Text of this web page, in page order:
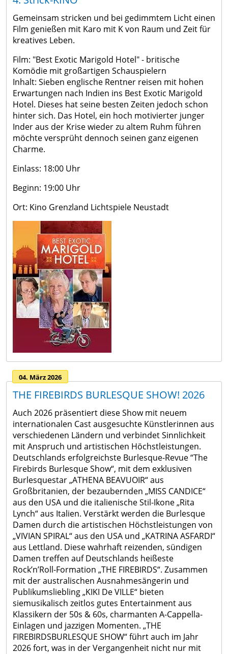
von
A
-
Stellen- &
Ausbildungsangebote
Ausschreibung
Borderless
Trails
Bürgerinformation &
Stadtrat
Wahlen
Friedensrichter
Soziales
Bekanntmachungen
Ortsrecht
Formulare
Amtsblatt
Stadtmanagement
Messstelle
Steinbruch
Oberottendorf
Verkehrseinschränkungen
Verdiente
Neustädter
Feuerwehr
Schulen
Kindertagesstätten &
Horteinrichtungen
Mehrgenerationenhaus
Kirchen &
Religionsgemeinschaften
in
Europa
Veranstaltungskalender
Stadtbibliothek
Stadtmuseum
Stadtführungen
Interaktiver
Erlebnispfad
Neustadthalle
Kino
Schloss &
Langburkersdorf
Gold-
und
Mineralien-
Erlebnisstätte
Gesindehaus
Polenz
Stadtmaskottchen
Goldflink
Denkmale
Erinnerungsstätten
Sportstätten
Radfahren &
Wandern
Freibäder
Mariba
Freizeitwelt
Wintersport
Vereine
Wirtschaft
&
Investoren
gesucht
Standort
mit
Zukunftsperspektive
Gewerbeflächen
Neustadts
und
Unternehmen
Industrie-
Center
Neustadt
GmbH
Entwicklungskonzepte
Stadtplanung
Wohnen
Neustadt
in
Sachsen
Lärmaktionsplan
Immobilien
Zum
Thema
Windenergie
Förderprogramme
Städtebauförderung
LEADER
Brücken
in
die
Zukunft
Denkmalförderung
Gewässer
Tourismus
&
Übernachtung/Gastronomie
Gemeinsam stricken und bei gedimmtem Licht einen
Film genießen mit Karo mit K von Raum und Zeit für
kreatives Leben.
Film: "Best Exotic Marigold Hotel" - britische
Komödie mit großartigen Schauspielern
Inhalt: Sieben englische Rentner reisen mit hohen
Erwartungen nach Indien ins Best Exotic Marigold
Hotel. Dieses hat seine besten Zeiten jedoch schon
hinter sich. Das Hotel, ein hoch motivierter junger
Inder aus der Krise wieder zu altem Ruhm führen
möchte versprüht dennoch seinen ganz eigenen
Charme.
Einlass: 18:00 Uhr
Beginn: 19:00 Uhr
Ort: Kino Grenzland Lichtspiele Neustadt
04. März 2026
THE FIREBIRDS BURLESQUE SHOW! 2026
Auch 2026 präsentiert diese Show mit neuem
internationalen Cast ausgesuchte Künstlerinnen aus
verschiedenen Ländern und verbindet Sinnlichkeit
mit Anspruch und artistischen Höchstleistungen.
Deutschlands erfolgreichste Burlesque-Revue “The
Firebirds Burlesque Show“, mit dem exklusiven
Burlesquestar „ATHENA BEAVUOIR“ aus
Großbritanien, der bezaubernden „MISS CANDICE“
aus den USA und die italienische Stil-Ikone „Rita
Lynch“ aus Italien. Verstärkt werden die Burlesque
Damen durch die artistischen Höchstleistungen von
„VIVIAN SPIRAL“ aus den USA und „KATRINA ASFARDI“
aus Lettland. Diese wahrhaft reizenden, sündigen
Damen treffen auf Deutschlands heißeste
Rock’n’Roll-Formation „THE FIREBIRDS“. Zusammen
mit der australischen Ausnahmesängerin und
Publikumsliebling „KIKI De VILLE“ bieten
siemusikalisch zeitlos gutes Entertainment aus
Klassikern der 50s & 60s, charmanten A-Cappella-
Einlagen und jazzigen Momenten. „THE
FIREBIRDSBURLESQUE SHOW“ führt auch im Jahr
2026 fort, was in der Vergangenheit nicht nur mit